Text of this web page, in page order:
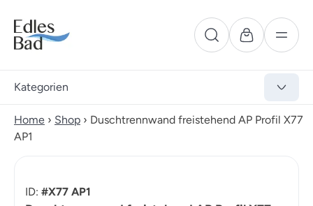
Kategorien
Home › Shop › Duschtrennwand freistehend AP Profil X77
AP1
ID: #X77 AP1